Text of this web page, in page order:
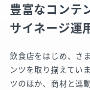
豊富なコンテ
サイネージ運
飲食店をはじめ、さ
ンツを取り揃えてい
ツのほか、商材と連